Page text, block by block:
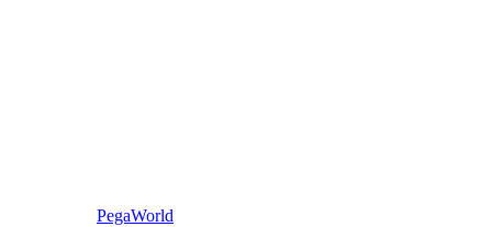
PegaWorld